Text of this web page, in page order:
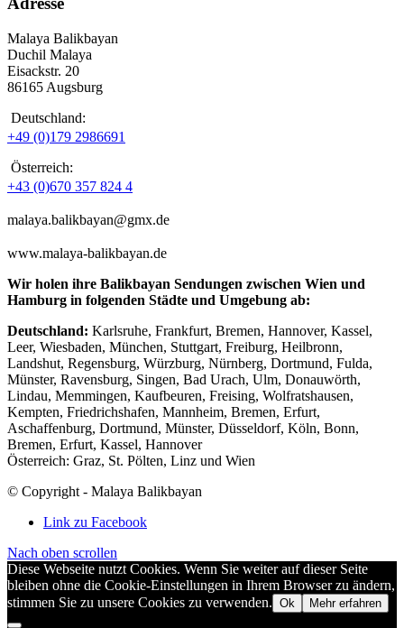
Malaya Balikbayan
Duchil Malaya
Eisackstr. 20
86165 Augsburg
Deutschland:
+49 (0)179 2986691
Österreich:
+43 (0)670 357 824 4
malaya.balikbayan@gmx.de
www.malaya-balikbayan.de
Wir holen ihre Balikbayan Sendungen zwischen Wien und
Hamburg in folgenden Städte und Umgebung ab:
Deutschland: Karlsruhe, Frankfurt, Bremen, Hannover, Kassel,
Leer, Wiesbaden, München, Stuttgart, Freiburg, Heilbronn,
Landshut, Regensburg, Würzburg, Nürnberg, Dortmund, Fulda,
Münster, Ravensburg, Singen, Bad Urach, Ulm, Donauwörth,
Lindau, Memmingen, Kaufbeuren, Freising, Wolfratshausen,
Kempten, Friedrichshafen, Mannheim, Bremen, Erfurt,
Aschaffenburg, Dortmund, Münster, Düsseldorf, Köln, Bonn,
Bremen, Erfurt, Kassel, Hannover
Österreich: Graz, St. Pölten, Linz und Wien
© Copyright - Malaya Balikbayan
Link zu Facebook
Nach oben scrollen
Diese Webseite nutzt Cookies. Wenn Sie weiter auf dieser Seite
bleiben ohne die Cookie-Einstellungen in Ihrem Browser zu ändern,
stimmen Sie zu unsere Cookies zu verwenden. Ok Mehr erfahren